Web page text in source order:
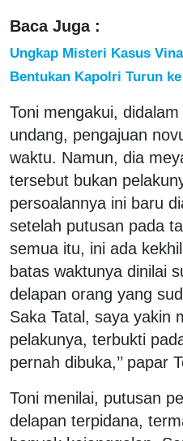
Baca Juga :
Ungkap Misteri Kasus
Bentukan Kapolri Turun
Toni mengakui,
undang, pengajuan
waktu. Namun, dia
tersebut bukan
persoalannya ini baru
setelah putusan pada
semua itu, ini ada
batas waktunya dinilai
delapan orang yang
Saka Tatal, saya yakin
pelakunya, terbukti
pernah dibuka,’’ papar
Toni menilai, putusan
delapan terpidana,